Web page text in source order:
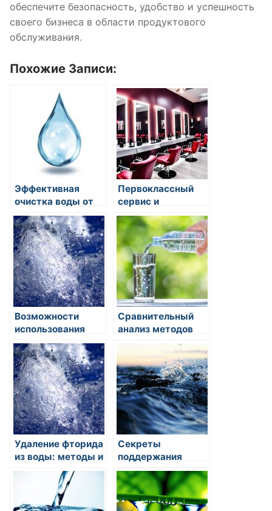
обеспечите безопасность, удобство и успешность
своего бизнеса в области продуктового
обслуживания.
Похожие Записи:
Эффективная
очистка воды от
химических
загрязнений:
методы и
оборудование
Первоклассный
сервис и
экспертный
подход к
окрашиванию и
уходу за волосами
на Новокузнецкой
Возможности
использования
дождевой воды
для полива и
бытовых нужд
Сравнительный
анализ методов
очистки воды по
их эффективности
Удаление фторида
из воды: методы и
технологии
Секреты
поддержания
гидратации во
время отпуска